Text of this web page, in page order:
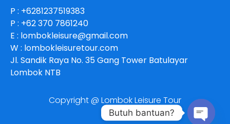
P : +6281237519383
P : +62 370 7861240
E : lombokleisure@gmail.com
W : lombokleisuretour.com
Jl. Sandik Raya No. 35 Gang Tower Batulayar
Lombok NTB
Copyright @ Lombok Leisure Tour
Butuh bantuan?